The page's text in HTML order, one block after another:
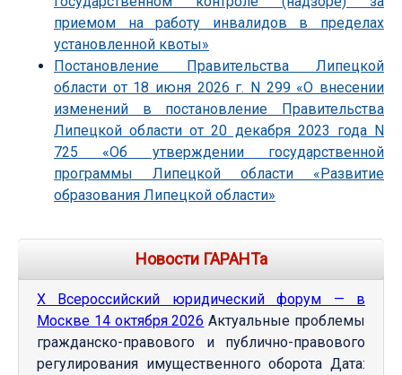
приемом на работу инвалидов в пределах
установленной квоты»
Постановление Правительства Липецкой
области от 18 июня 2026 г. N 299 «О внесении
изменений в постановление Правительства
Липецкой области от 20 декабря 2023 года N
725 «Об утверждении государственной
программы Липецкой области «Развитие
образования Липецкой области»
Новости ГАРАНТа
Х Всероссийский юридический форум — в
Москве 14 октября 2026 Актуальные проблемы
гражданско-правового и публично-правового
регулирования имущественного оборота Дата: